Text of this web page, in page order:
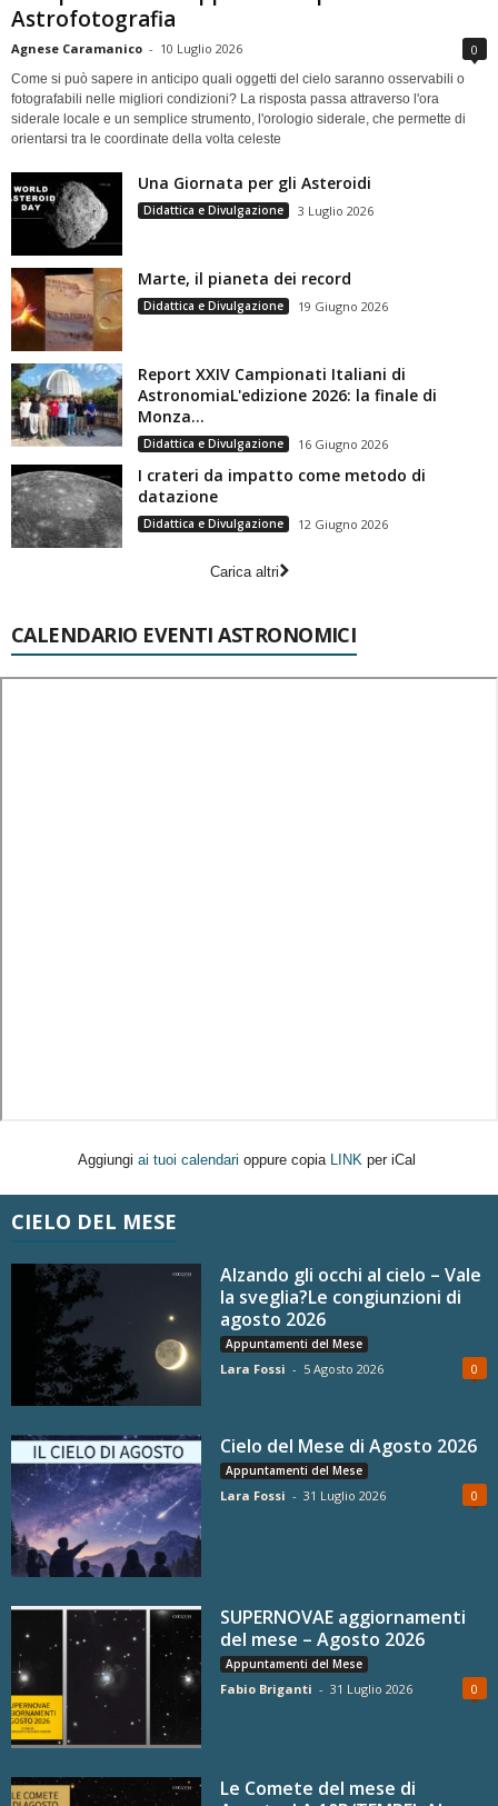
Astrofotografia
Agnese Caramanico - 10 Luglio 2026 0
Come si può sapere in anticipo quali oggetti del cielo saranno osservabili o
fotografabili nelle migliori condizioni? La risposta passa attraverso l'ora
siderale locale e un semplice strumento, l'orologio siderale, che permette di
orientarsi tra le coordinate della volta celeste
Una Giornata per gli Asteroidi
Didattica e Divulgazione 3 Luglio 2026
Marte, il pianeta dei record
Didattica e Divulgazione 19 Giugno 2026
Report XXIV Campionati Italiani di
AstronomiaL'edizione 2026: la finale di
Monza...
Didattica e Divulgazione 16 Giugno 2026
I crateri da impatto come metodo di
datazione
Didattica e Divulgazione 12 Giugno 2026
Carica altri
CALENDARIO EVENTI ASTRONOMICI
Aggiungi ai tuoi calendari oppure copia LINK per iCal
CIELO DEL MESE
Alzando gli occhi al cielo – Vale
la sveglia?Le congiunzioni di
agosto 2026
Appuntamenti del Mese
Lara Fossi - 5 Agosto 2026 0
Cielo del Mese di Agosto 2026
Appuntamenti del Mese
Lara Fossi - 31 Luglio 2026 0
SUPERNOVAE aggiornamenti
del mese – Agosto 2026
Appuntamenti del Mese
Fabio Briganti - 31 Luglio 2026 0
Le Comete del mese di